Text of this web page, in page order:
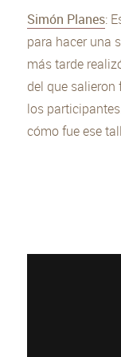
Simón Planes:
para hacer una
más tarde
del que
los
cómo fue ese